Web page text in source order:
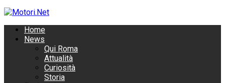
Home
News
Qui Roma
Attualità
Curiosità
Storia